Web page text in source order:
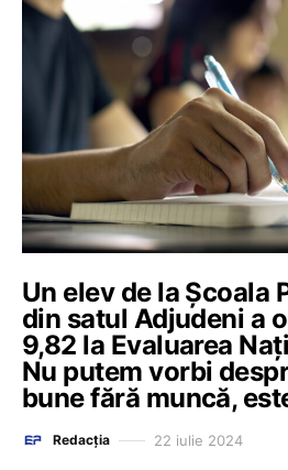
Un elev de la Școala
din satul Adjudeni a
9,82 la Evaluarea
Nu putem vorbi
bune fără muncă,
Redacția 22 iulie 2024